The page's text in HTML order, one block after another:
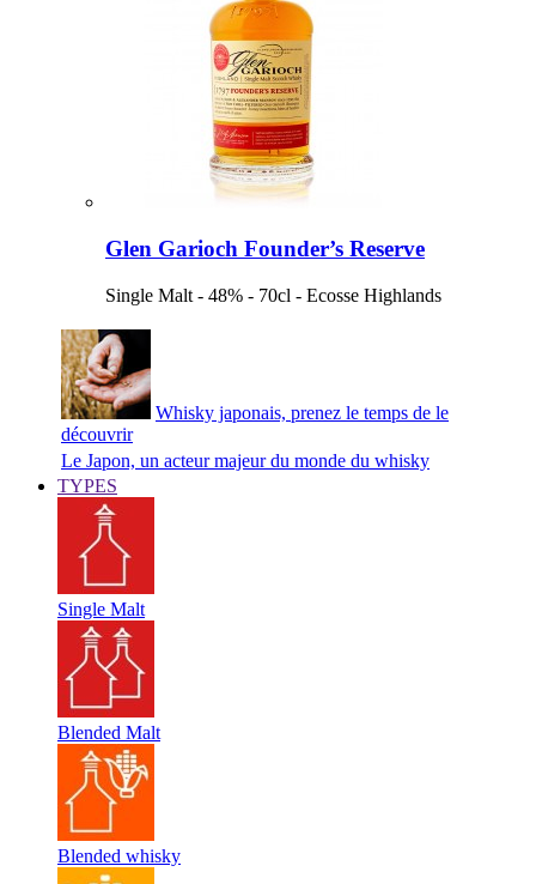
Glen Garioch Founder’s Reserve
Single Malt - 48% - 70cl - Ecosse Highlands
Whisky japonais, prenez le temps de le
découvrir
Le Japon, un acteur majeur du monde du whisky
TYPES
Single Malt
Blended Malt
Blended whisky